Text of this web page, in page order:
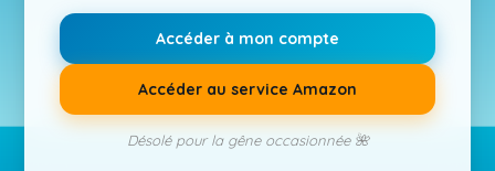
Accéder à mon compte
Accéder au service Amazon
Désolé pour la gêne occasionnée 🌺